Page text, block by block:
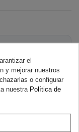
de tu compra, sin
el
y mejorar nuestros
o configurar
nuestra Política de